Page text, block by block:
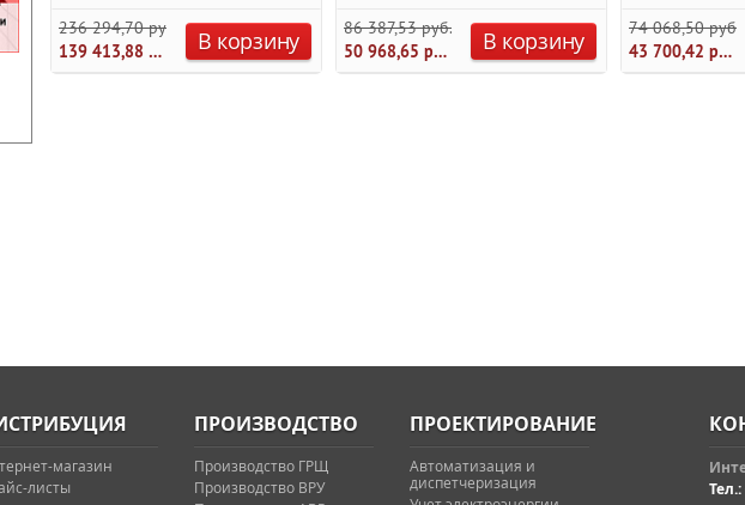
236 294,70 руб.
139 413,88 руб.
В корзину
86 387,53 руб.
50 968,65 руб.
В корзину
74 068,50 руб.
43 700,42 руб.
магазин
листы
ПРОИЗВОДСТВО
Производство ГРЩ
Производство ВРУ
ПРОЕКТИРОВАНИЕ
Автоматизация и
диспетчеризация